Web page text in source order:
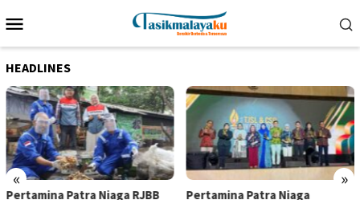
ke
Mobile
HEADLINES
« »
Pertamina Patra Niaga RJBB
Pertamina Patra Niaga